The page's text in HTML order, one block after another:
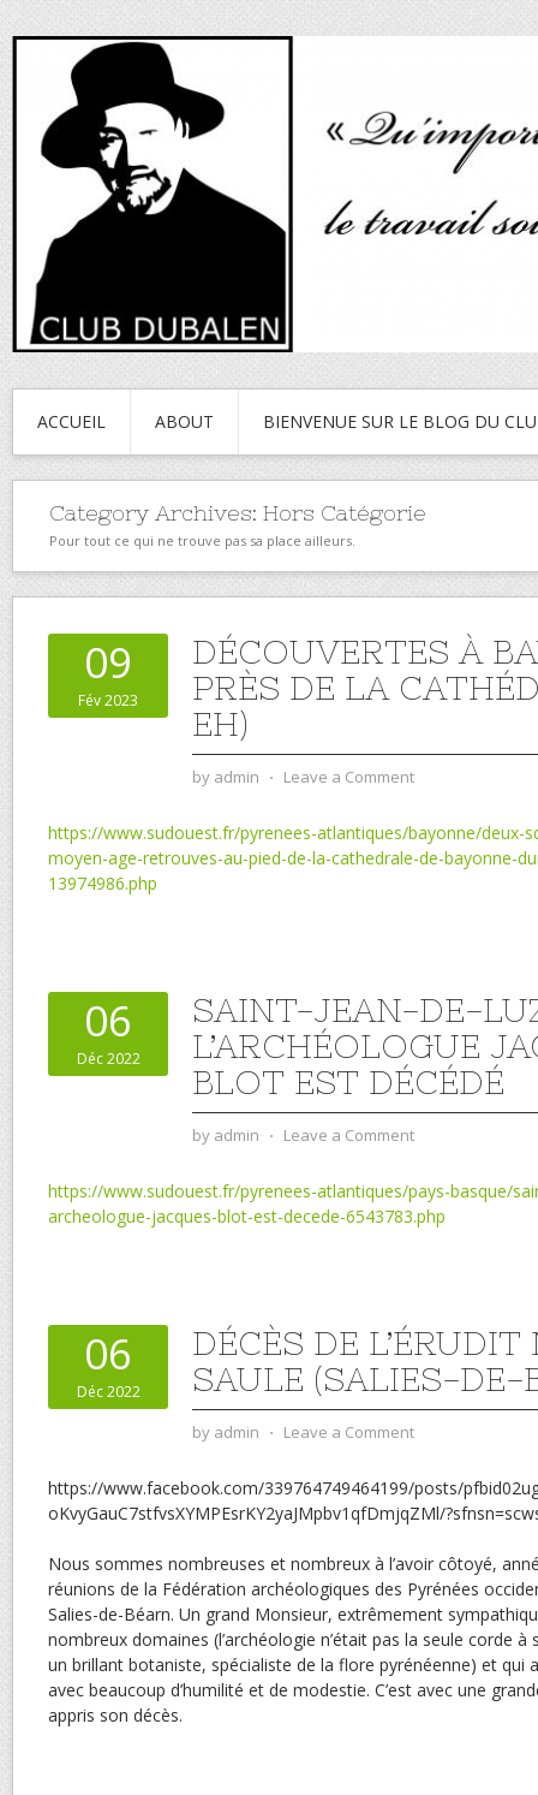
ACCUEIL ABOUT BIENVENUE SUR LE BLOG DU
Category Archives: Hors Catégorie
Pour tout ce qui ne trouve pas sa place ailleurs.
09
Fév 2023
DÉCOUVERTES À
PRÈS DE LA
EH)
by admin ⋅ Leave a Comment
https://www.sudouest.fr/pyrenees-atlantiques/bayonne/deux-
moyen-age-retrouves-au-pied-de-la-cathedrale-de-bayonne-
13974986.php
06
Déc 2022
SAINT-JEAN-DE-
L’ARCHÉOLOGUE
BLOT EST DÉCÉDÉ
by admin ⋅ Leave a Comment
https://www.sudouest.fr/pyrenees-atlantiques/pays-basque/
archeologue-jacques-blot-est-decede-6543783.php
06
Déc 2022
DÉCÈS DE
SAULE (SALIES-DE-
by admin ⋅ Leave a Comment
https://www.facebook.com/339764749464199/posts/
oKvyGauC7stfvsXYMPEsrKY2yaJMpbv1qfDmjqZMl/
Nous sommes nombreuses et nombreux à l’avoir côtoyé,
réunions de la Fédération archéologiques des Pyrénées
Salies-de-Béarn. Un grand Monsieur, extrêmement
nombreux domaines (l’archéologie n’était pas la seule corde
un brillant botaniste, spécialiste de la flore pyrénéenne) et qui
avec beaucoup d’humilité et de modestie. C’est avec une
appris son décès.